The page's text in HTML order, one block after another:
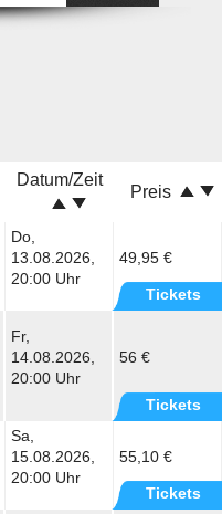
Datum/Zeit
Preis
Do,
13.08.2026,
20:00 Uhr
49,95 €
Tickets
Fr,
14.08.2026,
20:00 Uhr
56 €
Tickets
Sa,
15.08.2026,
20:00 Uhr
55,10 €
Tickets